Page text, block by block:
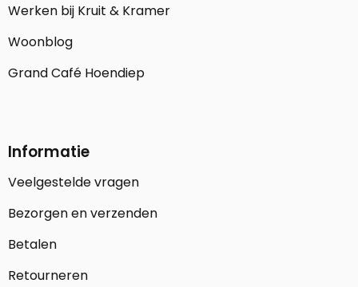
Werken bij Kruit & Kramer
Woonblog
Grand Café Hoendiep
Informatie
Veelgestelde vragen
Bezorgen en verzenden
Betalen
Retourneren